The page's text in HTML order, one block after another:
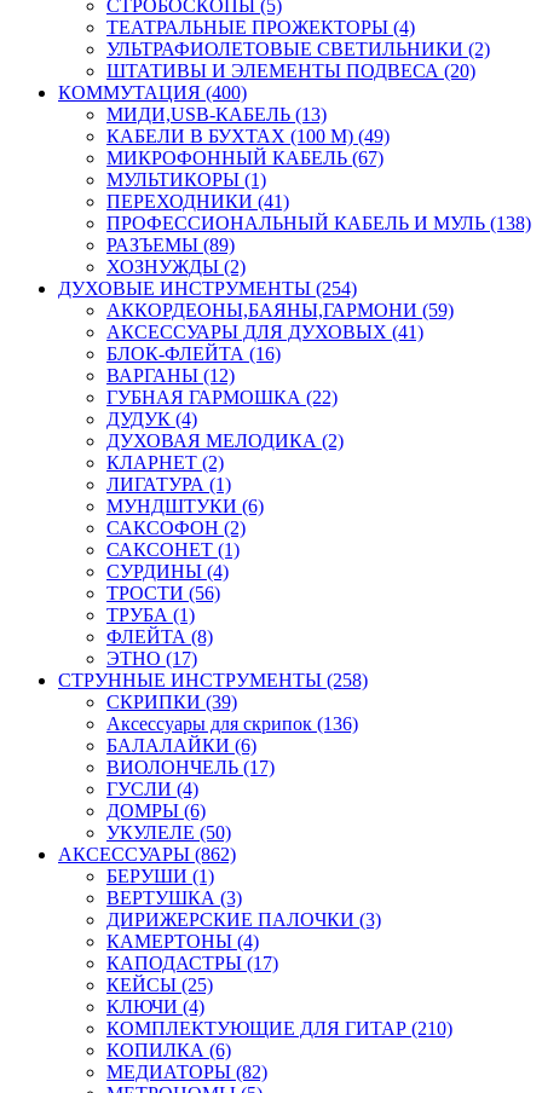
СТРОБОСКОПЫ (5)
ТЕАТРАЛЬНЫЕ ПРОЖЕКТОРЫ (4)
УЛЬТРАФИОЛЕТОВЫЕ СВЕТИЛЬНИКИ (2)
ШТАТИВЫ И ЭЛЕМЕНТЫ ПОДВЕСА (20)
КОММУТАЦИЯ (400)
МИДИ,USB-КАБЕЛЬ (13)
КАБЕЛИ В БУХТАХ (100 М) (49)
МИКРОФОННЫЙ КАБЕЛЬ (67)
МУЛЬТИКОРЫ (1)
ПЕРЕХОДНИКИ (41)
ПРОФЕССИОНАЛЬНЫЙ КАБЕЛЬ И МУЛЬ (138)
РАЗЪЕМЫ (89)
ХОЗНУЖДЫ (2)
ДУХОВЫЕ ИНСТРУМЕНТЫ (254)
АККОРДЕОНЫ,БАЯНЫ,ГАРМОНИ (59)
АКСЕССУАРЫ ДЛЯ ДУХОВЫХ (41)
БЛОК-ФЛЕЙТА (16)
ВАРГАНЫ (12)
ГУБНАЯ ГАРМОШКА (22)
ДУДУК (4)
ДУХОВАЯ МЕЛОДИКА (2)
КЛАРНЕТ (2)
ЛИГАТУРА (1)
МУНДШТУКИ (6)
САКСОФОН (2)
САКСОНЕТ (1)
СУРДИНЫ (4)
ТРОСТИ (56)
ТРУБА (1)
ФЛЕЙТА (8)
ЭТНО (17)
СТРУННЫЕ ИНСТРУМЕНТЫ (258)
СКРИПКИ (39)
Аксессуары для скрипок (136)
БАЛАЛАЙКИ (6)
ВИОЛОНЧЕЛЬ (17)
ГУСЛИ (4)
ДОМРЫ (6)
УКУЛЕЛЕ (50)
АКСЕССУАРЫ (862)
БЕРУШИ (1)
ВЕРТУШКА (3)
ДИРИЖЕРСКИЕ ПАЛОЧКИ (3)
КАМЕРТОНЫ (4)
КАПОДАСТРЫ (17)
КЕЙСЫ (25)
КЛЮЧИ (4)
КОМПЛЕКТУЮЩИЕ ДЛЯ ГИТАР (210)
КОПИЛКА (6)
МЕДИАТОРЫ (82)